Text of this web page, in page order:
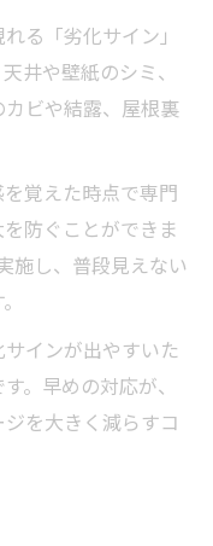
る「劣化サイン」
井や壁紙のシミ、
ビや結露、屋根裏
覚えた時点で専門
防ぐことができま
施し、普段見えない
インが出やすいた
。早めの対応が、
を大きく減らすコ